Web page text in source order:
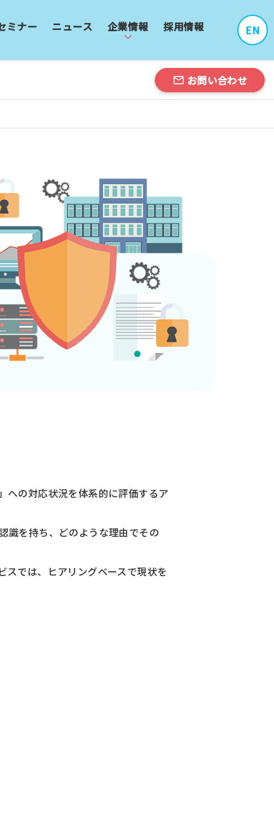
EN
ミナー ニュース 企業情報 採用情報
お問い合わせ
への対応状況を体系的に評価するア
識を持ち、どのような理由でその
では、ヒアリングベースで現状を